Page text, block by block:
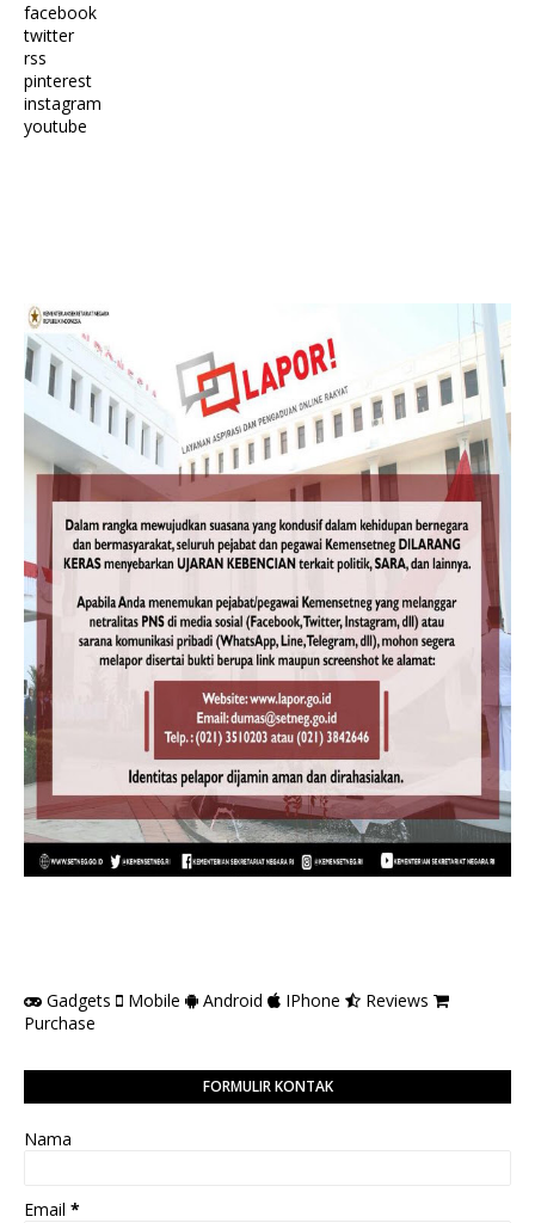
facebook
twitter
rss
pinterest
instagram
youtube
Gadgets Mobile Android IPhone
Reviews
Purchase
FORMULIR KONTAK
Nama
Email *